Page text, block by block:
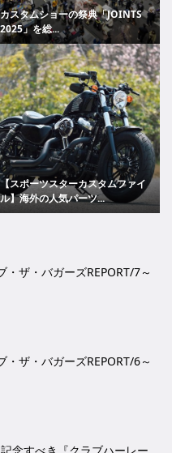
カスタムショーの祭典「JOINTS
2025」を総...
【スポーツスターカスタムファイ
ル】海外の人気パーツ...
ザ・バガーズREPORT/7～
ザ・バガーズREPORT/6～